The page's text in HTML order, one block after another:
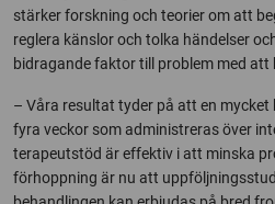
stärker forskning och teorier om att
reglera känslor och tolka händelser
bidragande faktor till problem med att
– Våra resultat tyder på att en
fyra veckor som administreras över
terapeutstöd är effektiv i att minska
förhoppning är nu att